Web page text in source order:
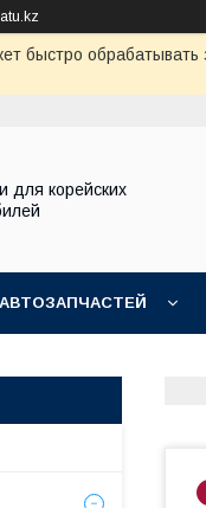
быстро
для корейских